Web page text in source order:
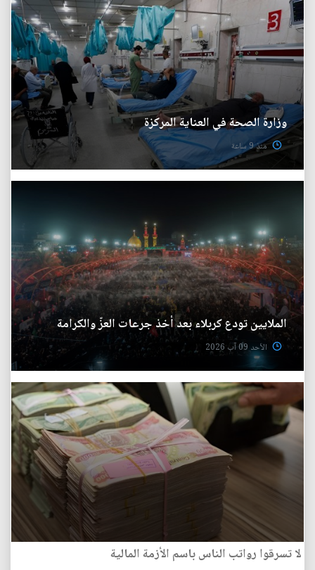
وزارة الصحة في العناية المركزة
منذ 9 ساعة
الملايين تودع كربلاء بعد أخذ جرعات العزّ والكرامة
الأحد 09 آب 2026
لا تسرقوا رواتب الناس باسم الأزمة المالية